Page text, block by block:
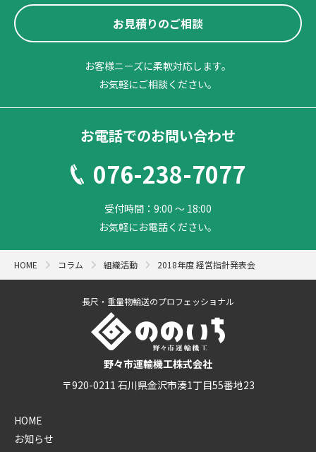
お見積りのご相談
お客様ニーズに柔軟対応します。
お気軽にご相談ください。
お電話でのお問い合わせ
076-238-7077
受付時間：9:00 ～ 18:00
お気軽にお電話ください。
HOME コラム 組織活動 2018年度 経営指針発表会
長尺・重量物輸送のプロフェッショナル
野々市運輸機工株式会社
〒920-0211 石川県金沢市湊1丁目55番地23
HOME
お知らせ